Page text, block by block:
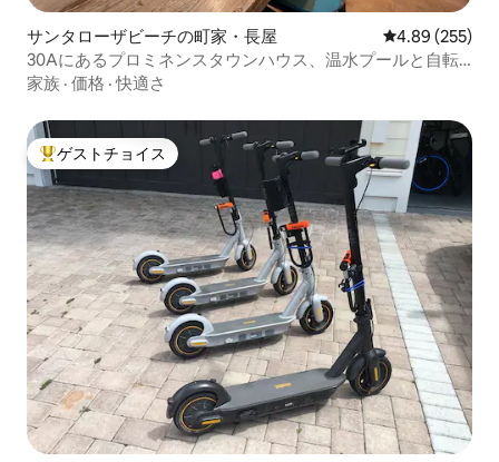
サンタローザビーチの町家・長屋 レビュー255
4.89 (255)
30Aにあるプロミネンスタウンハウス、温水プールと自転
車付き！
家族 · 価格 ·快適さ
大好評のゲストチョイスです。
ゲストチョイス